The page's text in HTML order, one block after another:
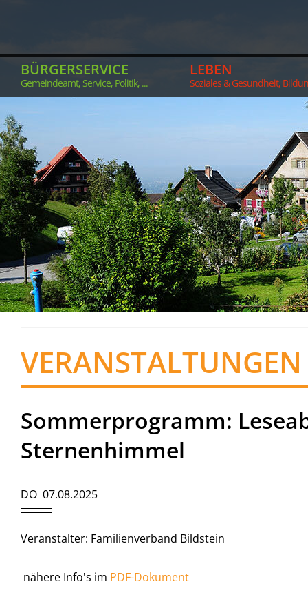
BÜRGERSERVICE
Gemeindeamt, Service, Politik, ...
LEBEN
Soziales & Gesundheit,
VERANSTALTUNGEN
Sommerprogramm:
Sternenhimmel
DO 07.08.2025
Veranstalter: Familienverband Bildstein
nähere Info's im PDF-Dokument